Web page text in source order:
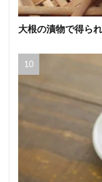
大根の漬物で得ら